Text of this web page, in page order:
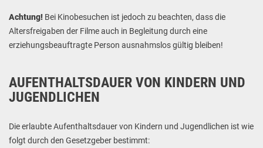
Achtung! Bei Kinobesuchen ist jedoch zu beachten, dass die
Altersfreigaben der Filme auch in Begleitung durch eine
erziehungsbeauftragte Person ausnahmslos gültig bleiben!
AUFENTHALTSDAUER VON KINDERN UND
JUGENDLICHEN
Die erlaubte Aufenthaltsdauer von Kindern und Jugendlichen ist wie
folgt durch den Gesetzgeber bestimmt: